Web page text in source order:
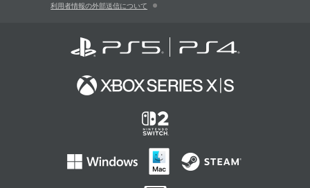
利用者情報の外部送信について